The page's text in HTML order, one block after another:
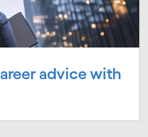
advice with